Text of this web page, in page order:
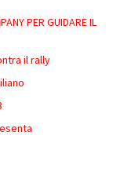
PER GUIDARE IL
il rally